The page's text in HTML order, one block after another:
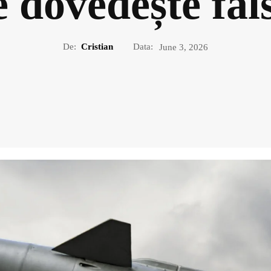
De: Cristian Data: June 3, 2026